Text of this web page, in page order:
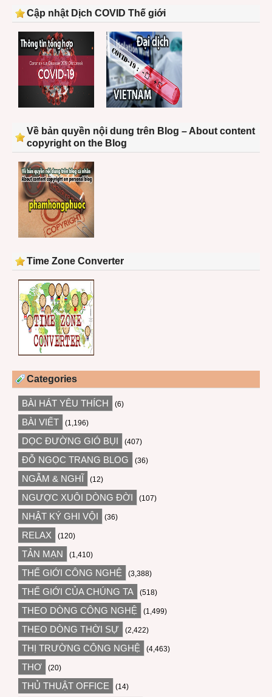
Cập nhật Dịch COVID Thế giới
Về bản quyền nội dung trên Blog – About content
copyright on the Blog
Time Zone Converter
Categories
BÀI HÁT YÊU THÍCH (6)
BÀI VIẾT (1,196)
DỌC ĐƯỜNG GIÓ BỤI (407)
ĐỖ NGỌC TRANG BLOG (36)
NGẪM & NGHĨ (12)
NGƯỢC XUÔI DÒNG ĐỜI (107)
NHẬT KÝ GHI VỘI (36)
RELAX (120)
TẢN MẠN (1,410)
THẾ GIỚI CÔNG NGHỆ (3,388)
THẾ GIỚI CỦA CHÚNG TA (518)
THEO DÒNG CÔNG NGHỆ (1,499)
THEO DÒNG THỜI SỰ (2,422)
THỊ TRƯỜNG CÔNG NGHỆ (4,463)
THƠ (20)
THỦ THUẬT OFFICE (14)